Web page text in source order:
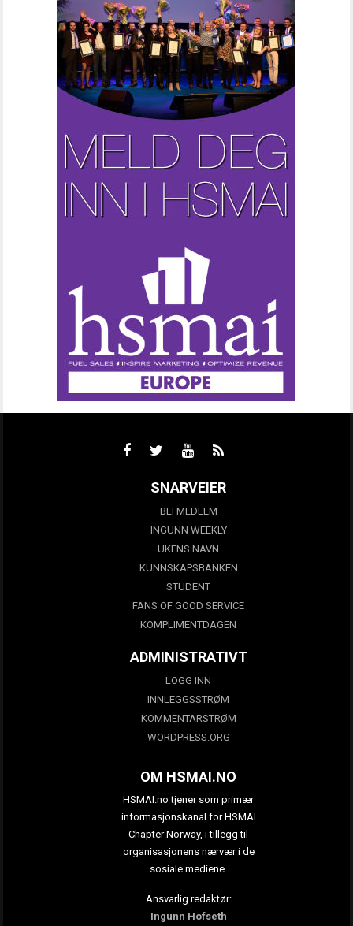
SNARVEIER
BLI MEDLEM
INGUNN WEEKLY
UKENS NAVN
KUNNSKAPSBANKEN
STUDENT
FANS OF GOOD SERVICE
KOMPLIMENTDAGEN
ADMINISTRATIVT
LOGG INN
INNLEGGSSTRØM
KOMMENTARSTRØM
WORDPRESS.ORG
OM HSMAI.NO
HSMAI.no tjener som primær
informasjonskanal for HSMAI
Chapter Norway, i tillegg til
organisasjonens nærvær i de
sosiale mediene.
Ansvarlig redaktør:
Ingunn Hofseth